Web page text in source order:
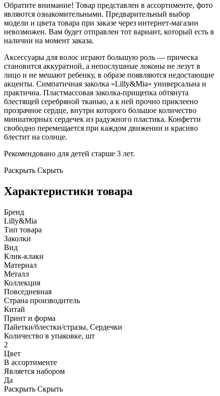
Обратите внимание! Товар представлен в ассортименте, фото
являются ознакомительными. Предварительный выбор
модели и цвета товара при заказе через интернет-магазин
невозможен. Вам будет отправлен тот вариант, который есть в
наличии на момент заказа.
Аксессуары для волос играют большую роль — прическа
становится аккуратной, а непослушные локоны не лезут в
лицо и не мешают ребенку, в образе появляются недостающие
акценты. Симпатичная заколка «Lilly&Mia» универсальна и
практична. Пластмассовая заколка-прищепка обтянута
блестящей серебряной тканью, а к ней прочно приклеено
прозрачное сердце, внутри которого большое количество
миниатюрных сердечек из радужного пластика. Конфетти
свободно перемещается при каждом движении и красиво
блестит на солнце.
Рекомендовано для детей старше 3 лет.
Раскрыть Скрыть
Характеристики товара
Бренд
Lilly&Mia
Тип товара
Заколки
Вид
Клик-клаки
Материал
Металл
Коллекция
Повседневная
Страна производитель
Китай
Принт и форма
Пайетки/блестки/стразы, Сердечки
Количество в упаковке, шт
2
Цвет
В ассортименте
Является набором
Да
Раскрыть Скрыть